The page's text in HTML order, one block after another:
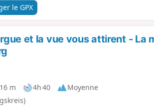
de repos « Günthers Ruh » invite à faire
en traversant la forêt. Un détour par
à nouveau le sentier de crête. À travers
Au sommet, vous trouverez une
et un restaurant dans l'hôtel de
point de départ.
le GPX
et la vue vous attirent - La
m 4h 40
Moyenne